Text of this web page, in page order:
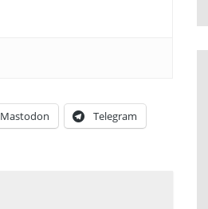
Mastodon Telegram